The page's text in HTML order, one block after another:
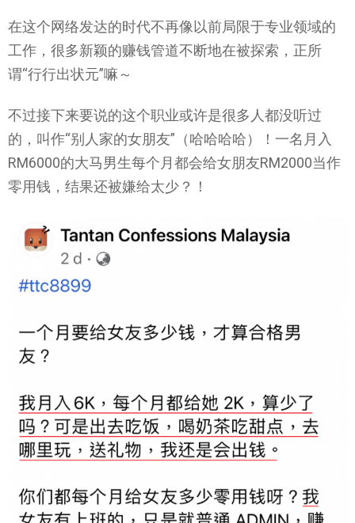
在这个网络发达的时代不再像以前局限于专业领域的
工作，很多新颖的赚钱管道不断地在被探索，正所
谓“行行出状元”嘛～
不过接下来要说的这个职业或许是很多人都没听过
的，叫作“别人家的女朋友”（哈哈哈哈）！一名月入
RM6000的大马男生每个月都会给女朋友RM2000当作
零用钱，结果还被嫌给太少？！